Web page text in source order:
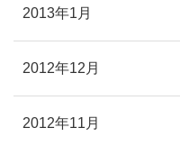
2013年1月
2012年12月
2012年11月